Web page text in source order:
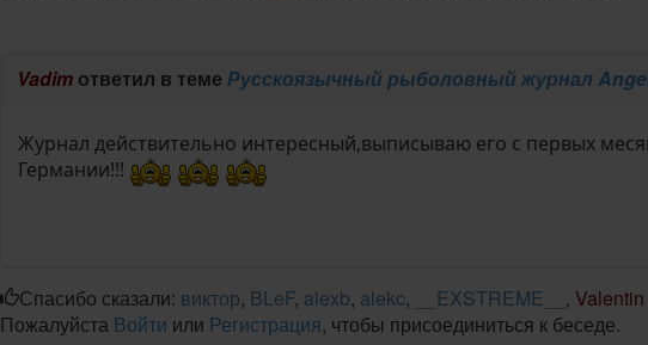
Vadimответил в теме Русскоязычный рыболовный журнал
Журнал действительно интересный,выписываю его с первых
Германии!!!
Спасибо сказали: виктор, BLeF, alexb, alekc, __EXSTREME__ , Valentin
Пожалуйста Войти или Регистрация, чтобы присоединиться к беседе.